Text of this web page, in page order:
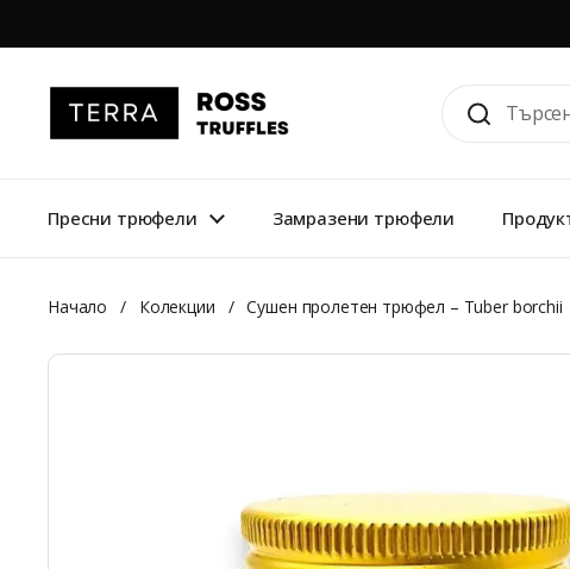
Пресни трюфели Замразени трюфели
Начало / Колекции / Сушен пролетен трюфел – Tuber borchii